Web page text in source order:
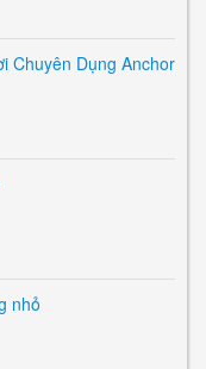
Chuyên Dụng Anchor
nhỏ